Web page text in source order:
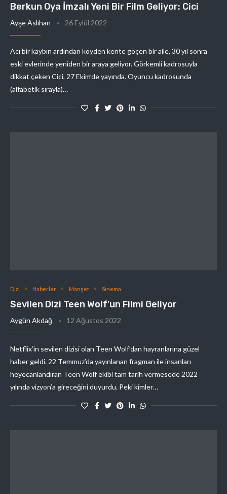
Berkun Oya İmzalı Yeni Bir Film Geliyor: Cici
Ayşe Aslıhan 26 Eylül 2022
Acı bir kaybın ardından köyden kente göçen bir aile, 30 yıl sonra
eski evlerinde yeniden bir araya geliyor. Görkemli kadrosuyla
dikkat çeken Cici, 27 Ekim’de yayında. Oyuncu kadrosunda
(alfabetik sırayla)…
Dizi Haberler Manşet Sinema
Sevilen Dizi Teen Wolf’un Filmi Geliyor
Aygün Akdağ 12 Ağustos 2022
Netflix’in sevilen dizisi olan Teen Wolf’dan hayranlarına güzel
haber geldi. 22 Temmuz’da yayınlanan fragman ile insanları
heyecanlandıran Teen Wolf ekibi tam tarih vermesede 2022
yılında vizyon’a gireceğini duyurdu. Peki kimler…